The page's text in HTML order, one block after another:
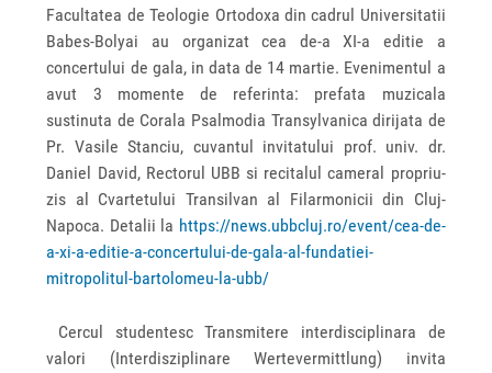
Facultatea de Teologie Ortodoxa din cadrul Universitatii
Babes-Bolyai au organizat cea de-a XI-a editie a
concertului de gala, in data de 14 martie. Evenimentul a
avut 3 momente de referinta: prefata muzicala
sustinuta de Corala Psalmodia Transylvanica dirijata de
Pr. Vasile Stanciu, cuvantul invitatului prof. univ. dr.
Daniel David, Rectorul UBB si recitalul cameral propriu-
zis al Cvartetului Transilvan al Filarmonicii din Cluj-
Napoca. Detalii la https://news.ubbcluj.ro/event/cea-de-
a-xi-a-editie-a-concertului-de-gala-al-fundatiei-
mitropolitul-bartolomeu-la-ubb/
Cercul studentesc Transmitere interdisciplinara de
valori (Interdisziplinare Wertevermittlung) invita